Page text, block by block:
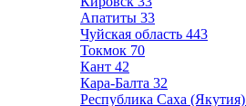
Апатиты 33
Чуйская область 443
Токмок 70
Кант 42
Кара-Балта 32
Республика Саха (Якутия)